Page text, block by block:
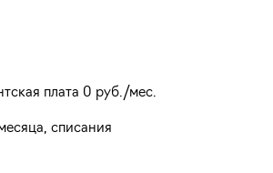
плата 0 руб./мес.
списания